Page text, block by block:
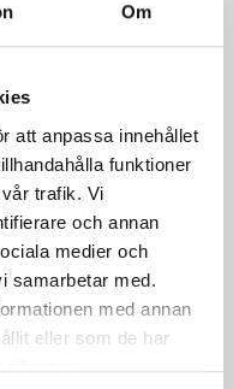
Om
att anpassa innehållet
funktioner
trafik. Vi
och annan
medier och
samarbetar med.
med annan
eller som de har
tjänster.
Mellanmjölk
1,5% laktosfri 3dl